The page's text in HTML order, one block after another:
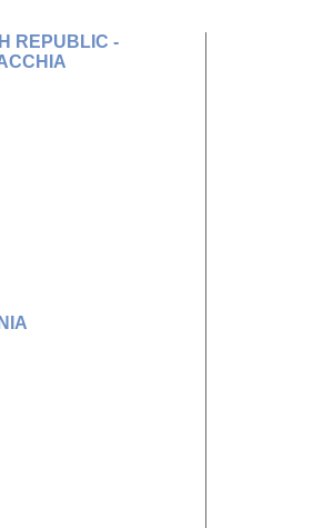
REPUBLIC -